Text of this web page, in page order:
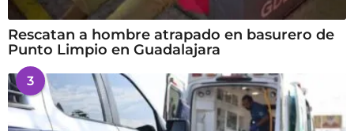
Rescatan a hombre atrapado en basurero de
Punto Limpio en Guadalajara
3